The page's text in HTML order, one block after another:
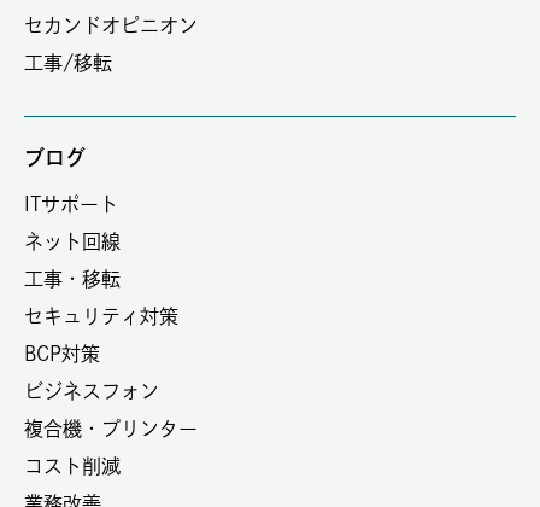
セカンドオピニオン
工事/移転
ブログ
ITサポート
ネット回線
工事・移転
セキュリティ対策
BCP対策
ビジネスフォン
複合機・プリンター
コスト削減